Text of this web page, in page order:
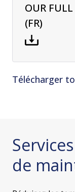
OUR FULL
(FR)
Télécharger
de